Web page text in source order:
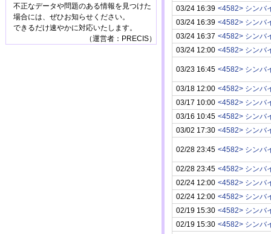
03/24 16:39 <4582> シンバ
03/24 16:39 <4582> シンバ
03/24 16:37 <4582> シンバ
03/24 12:00 <4582> シンバ
03/23 16:45 <4582> シンバ
03/18 12:00 <4582> シンバ
03/17 10:00 <4582> シンバ
03/16 10:45 <4582> シンバ
03/02 17:30 <4582> シンバ
02/28 23:45 <4582> シンバ
02/28 23:45 <4582> シンバ
02/24 12:00 <4582> シンバ
02/24 12:00 <4582> シンバ
02/19 15:30 <4582> シンバ
02/19 15:30 <4582> シンバ
不正なデータや問題のある情報を見つけた
場合には、ぜひお知らせください。
できるだけ速やかに対応いたします。
（運営者：PRECIS）